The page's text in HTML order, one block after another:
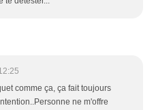
comme ça, ça fait toujours
ne m'offre